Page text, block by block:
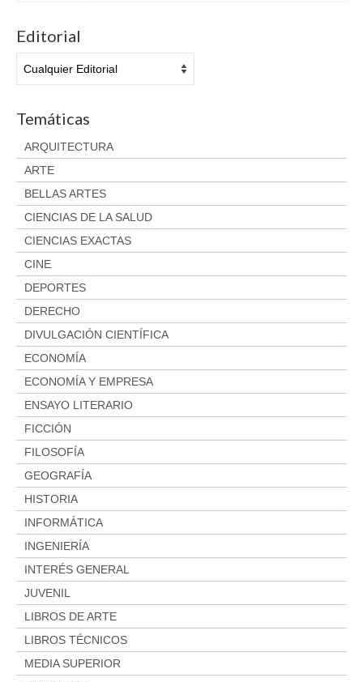
Política de privacidad
Cambios y devoluciones
Editorial
Temáticas
ARQUITECTURA
ARTE
BELLAS ARTES
CIENCIAS DE LA SALUD
CIENCIAS EXACTAS
CINE
DEPORTES
DERECHO
DIVULGACIÓN CIENTÍFICA
ECONOMÍA
ECONOMÍA Y EMPRESA
ENSAYO LITERARIO
FICCIÓN
FILOSOFÍA
GEOGRAFÍA
HISTORIA
INFORMÁTICA
INGENIERÍA
INTERÉS GENERAL
JUVENIL
LIBROS DE ARTE
LIBROS TÉCNICOS
MEDIA SUPERIOR